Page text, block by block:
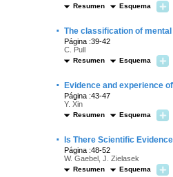
Resumen Esquema
· The classification of
Página :39-42
C. Pull
Resumen Esquema
· Evidence and experience
Página :43-47
Y. Xin
Resumen Esquema
· Is There Scientific
Página :48-52
W. Gaebel, J. Zielasek
Resumen Esquema